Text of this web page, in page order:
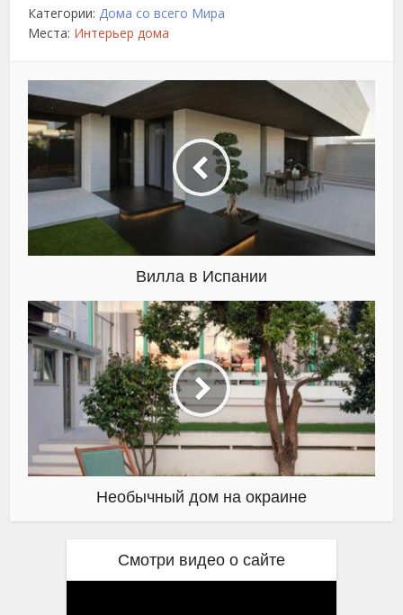
Категории: Дома со всего Мира
Места: Интерьер дома
Вилла в Испании
Необычный дом на окраине
Смотри видео о сайте